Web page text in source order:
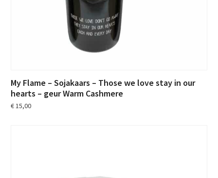
My Flame – Sojakaars – Those we love stay in our
hearts – geur Warm Cashmere
€15,00